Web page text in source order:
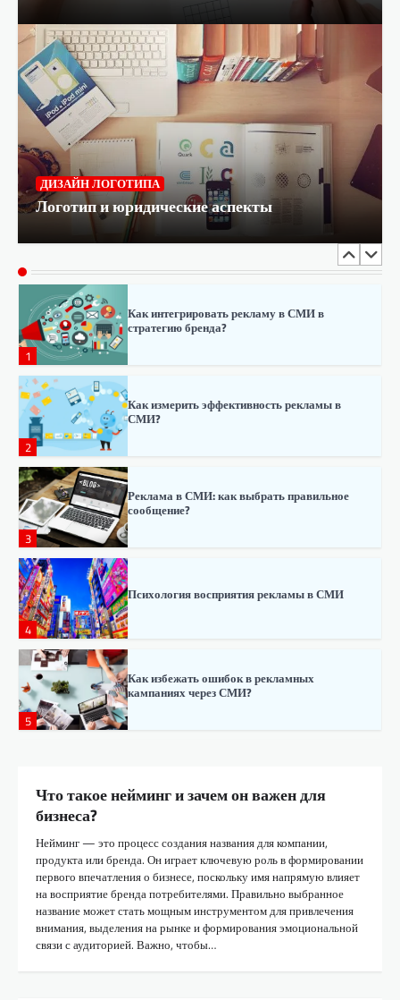
ДИЗАЙН ЛОГОТИПА
Логотип и юридические аспекты
4
Психология восприятия рекламы в СМИ
5
Как избежать ошибок в рекламных
кампаниях через СМИ?
6
Как использовать СМИ для построения
бренда?
1
Как интегрировать рекламу в СМИ в
стратегию бренда?
2
Как измерить эффективность рекламы в
СМИ?
3
Реклама в СМИ: как выбрать правильное
сообщение?
4
Психология восприятия рекламы в СМИ
5
Как избежать ошибок в рекламных
кампаниях через СМИ?
Как интегрировать рекламу в СМИ в
стратегию бренда?
Как измерить эффективность рекламы в
Что такое нейминг и зачем он важен для
бизнеса?
Нейминг — это процесс создания названия для компании,
продукта или бренда. Он играет ключевую роль в формировании
первого впечатления о бизнесе, поскольку имя напрямую влияет
на восприятие бренда потребителями. Правильно выбранное
название может стать мощным инструментом для привлечения
внимания, выделения на рынке и формирования эмоциональной
связи с аудиторией. Важно, чтобы…